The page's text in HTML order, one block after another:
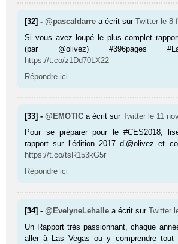
[32] -@pascaldarre a écrit surTwitter le 8
Si vous avez loupé le plus complet
(par @olivez) #396pages
https://t.co/z1Dd70LX22
Répondre ici
[33] -@EMOTIC a écrit surTwitter le 11
Pour se préparer pour le #CES2018,
rapport sur l’édition 2017 d’@olivez et
https://t.co/tsR153kG5r
Répondre ici
[34] -@EvelyneLehalle a écrit surTwitter
Un Rapport très passionnant, chaque
aller à Las Vegas ou y comprendre tout